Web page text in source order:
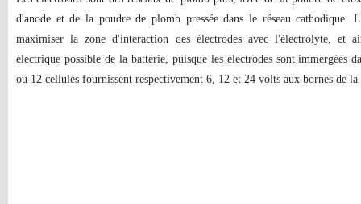
d'anode et de la poudre de plomb pressée dans le réseau cathodique.
maximiser la zone d'interaction des électrodes avec l'électrolyte, et
électrique possible de la batterie, puisque les électrodes sont immergées
ou 12 cellules fournissent respectivement 6, 12 et 24 volts aux bornes de la